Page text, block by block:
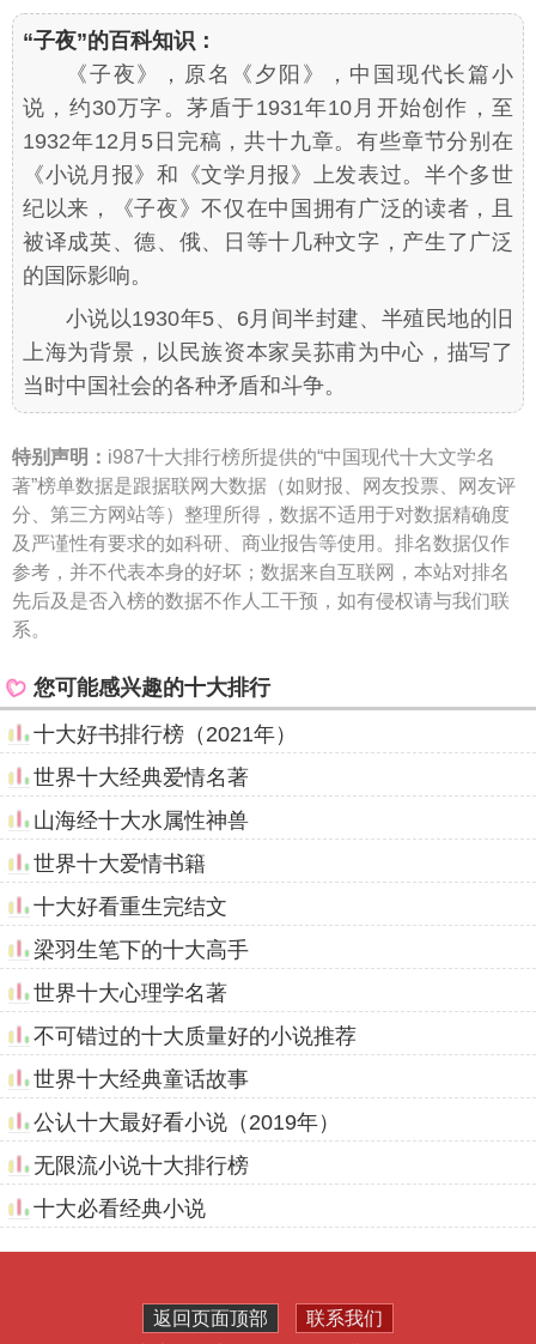
“子夜”的百科知识：
《子夜》，原名《夕阳》，中国现代长篇小
说，约30万字。茅盾于1931年10月开始创作，至
1932年12月5日完稿，共十九章。有些章节分别在
《小说月报》和《文学月报》上发表过。半个多世
纪以来，《子夜》不仅在中国拥有广泛的读者，且
被译成英、德、俄、日等十几种文字，产生了广泛
的国际影响。
小说以1930年5、6月间半封建、半殖民地的旧
上海为背景，以民族资本家吴荪甫为中心，描写了
当时中国社会的各种矛盾和斗争。
特别声明： i987十大排行榜所提供的“中国现代十大文学名
著”榜单数据是跟据联网大数据（如财报、网友投票、网友评
分、第三方网站等）整理所得，数据不适用于对数据精确度
及严谨性有要求的如科研、商业报告等使用。排名数据仅作
参考，并不代表本身的好坏；数据来自互联网，本站对排名
先后及是否入榜的数据不作人工干预，如有侵权请与我们联
系。
您可能感兴趣的十大排行
十大好书排行榜（2021年）
世界十大经典爱情名著
山海经十大水属性神兽
世界十大爱情书籍
十大好看重生完结文
梁羽生笔下的十大高手
世界十大心理学名著
不可错过的十大质量好的小说推荐
世界十大经典童话故事
公认十大最好看小说（2019年）
无限流小说十大排行榜
十大必看经典小说
返回页面顶部
联系我们